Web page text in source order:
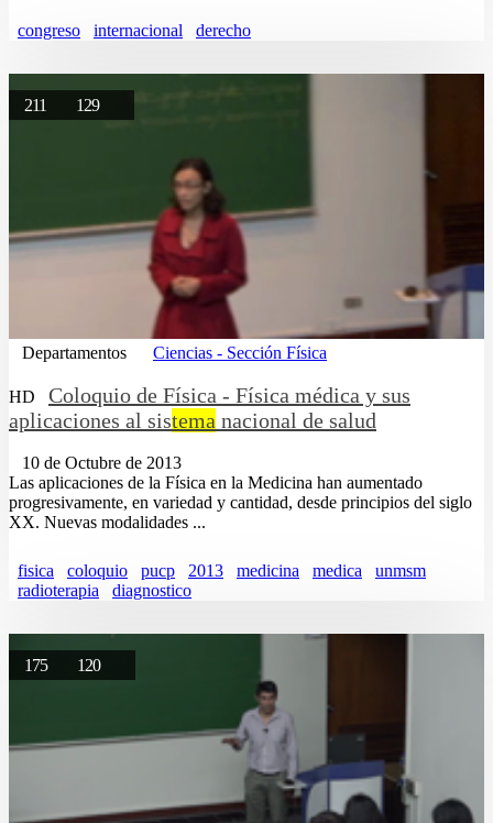
congreso internacional derecho
211 129
Departamentos Ciencias - Sección Física
HD
Coloquio de Física - Física médica y sus
aplicaciones al sistema nacional de salud
10 de Octubre de 2013
Las aplicaciones de la Física en la Medicina han aumentado
progresivamente, en variedad y cantidad, desde principios del siglo
XX. Nuevas modalidades ...
fisica coloquio pucp 2013 medicina medica
unmsm
radioterapia
diagnostico
175 120